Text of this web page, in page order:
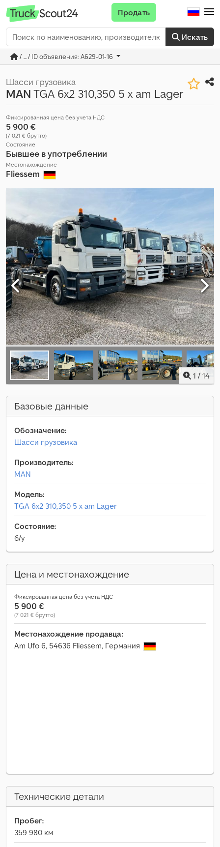
Искать
Продать
/ ... / ID объявления: A629-01-16
Шасси грузовика
MANTGA 6x2 310,350 5 x am Lager
Фиксированная цена без учета НДС
5 900 €
(7 021 € брутто)
Состояние
Бывшее в употреблении
Местонахождение
Fliessem
1 / 14
Базовые данные
Обозначение:
Шасси грузовика
Производитель:
MAN
Модель:
TGA 6x2 310,350 5 x am Lager
Состояние:
б/у
Цена и местонахождение
Фиксированная цена без учета НДС
5 900 €
(7 021 € брутто)
Местонахождение продавца:
Am Ufo 6, 54636 Fliessem, Германия
Технические детали
Пробег:
359 980 км